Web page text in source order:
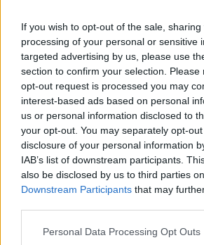
If you wish to opt-out of the sale,
processing of your personal or sensitive
targeted advertising by us, please use
section to confirm your selection.
opt-out request is processed you may
interest-based ads based on personal
us or personal information disclosed to
your opt-out. You may separately opt-
disclosure of your personal information
IAB’s list of downstream participants.
also be disclosed by us to third parties
Downstream Participants that may
Please note that this website/app uses
Personal Data Processing Opt Outs
šoreiz ar
pulksteni
Kāduncis mugurā!
atteikusies no Krievijas